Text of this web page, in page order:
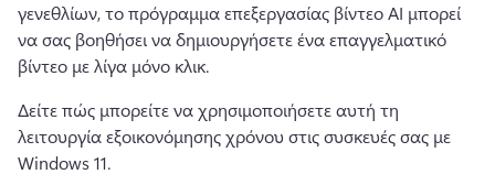
γενεθλίων, το πρόγραμμα επεξεργασίας βίντεο AI μπορεί
να σας βοηθήσει να δημιουργήσετε ένα επαγγελματικό
βίντεο με λίγα μόνο κλικ.
Δείτε πώς μπορείτε να χρησιμοποιήσετε αυτή τη
λειτουργία εξοικονόμησης χρόνου στις συσκευές σας με
Windows 11.